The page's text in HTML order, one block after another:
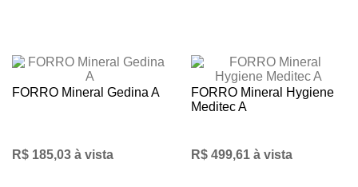
FORRO Mineral Gedina A
R$ 185,03 à vista
FORRO Mineral Hygiene
Meditec A
R$ 499,61 à vista